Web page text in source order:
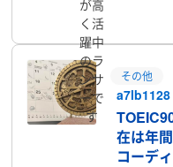
が高
く活
躍中
のラ
ンサ
ーで
す
その他
在は年
コーデ